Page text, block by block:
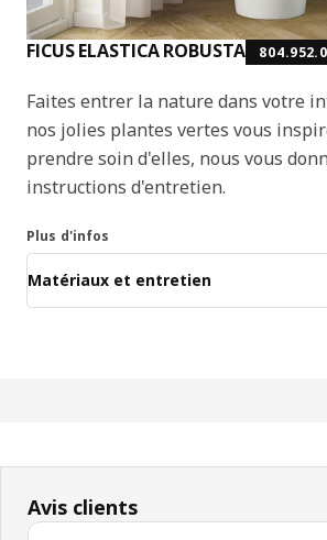
FICUS ELASTICA ROBUSTA
Faites entrer la nature dans votre
nos jolies plantes vertes vous
prendre soin d'elles, nous vous
instructions d'entretien.
Plus d'infos
Matériaux et entretien
Avis clients